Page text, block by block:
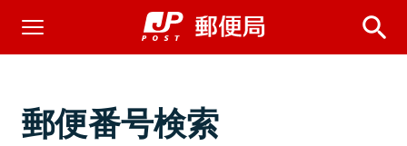
郵便番号検索